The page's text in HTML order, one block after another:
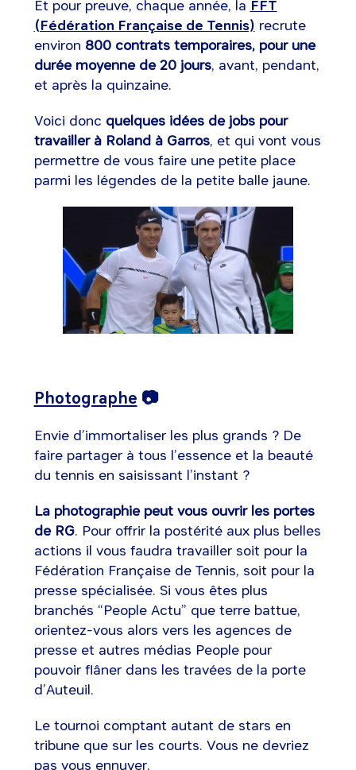
Et pour preuve, chaque année, la FFT
(Fédération Française de Tennis) recrute
environ 800 contrats temporaires, pour une
durée moyenne de 20 jours, avant, pendant,
et après la quinzaine.
Voici donc quelques idées de jobs pour
travailler à Roland à Garros, et qui vont vous
permettre de vous faire une petite place
parmi les légendes de la petite balle jaune.
Photographe 📷
Envie d’immortaliser les plus grands ? De
faire partager à tous l’essence et la beauté
du tennis en saisissant l’instant ?
La photographie peut vous ouvrir les portes
de RG. Pour offrir la postérité aux plus belles
actions il vous faudra travailler soit pour la
Fédération Française de Tennis, soit pour la
presse spécialisée. Si vous êtes plus
branchés “People Actu” que terre battue,
orientez-vous alors vers les agences de
presse et autres médias People pour
pouvoir flâner dans les travées de la porte
d’Auteuil.
Le tournoi comptant autant de stars en
tribune que sur les courts. Vous ne devriez
pas vous ennuyer.